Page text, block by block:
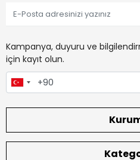
Kampanya, duyuru ve
için kayıt olun.